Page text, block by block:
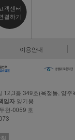
객센터
결하기
이용안내
12,3층 349호(옥정동, 양주
임자 양기봉
천-0059 호